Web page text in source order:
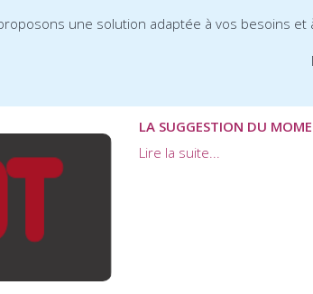
une solution adaptée à vos besoins et
LA SUGGESTION DU
Lire la suite...